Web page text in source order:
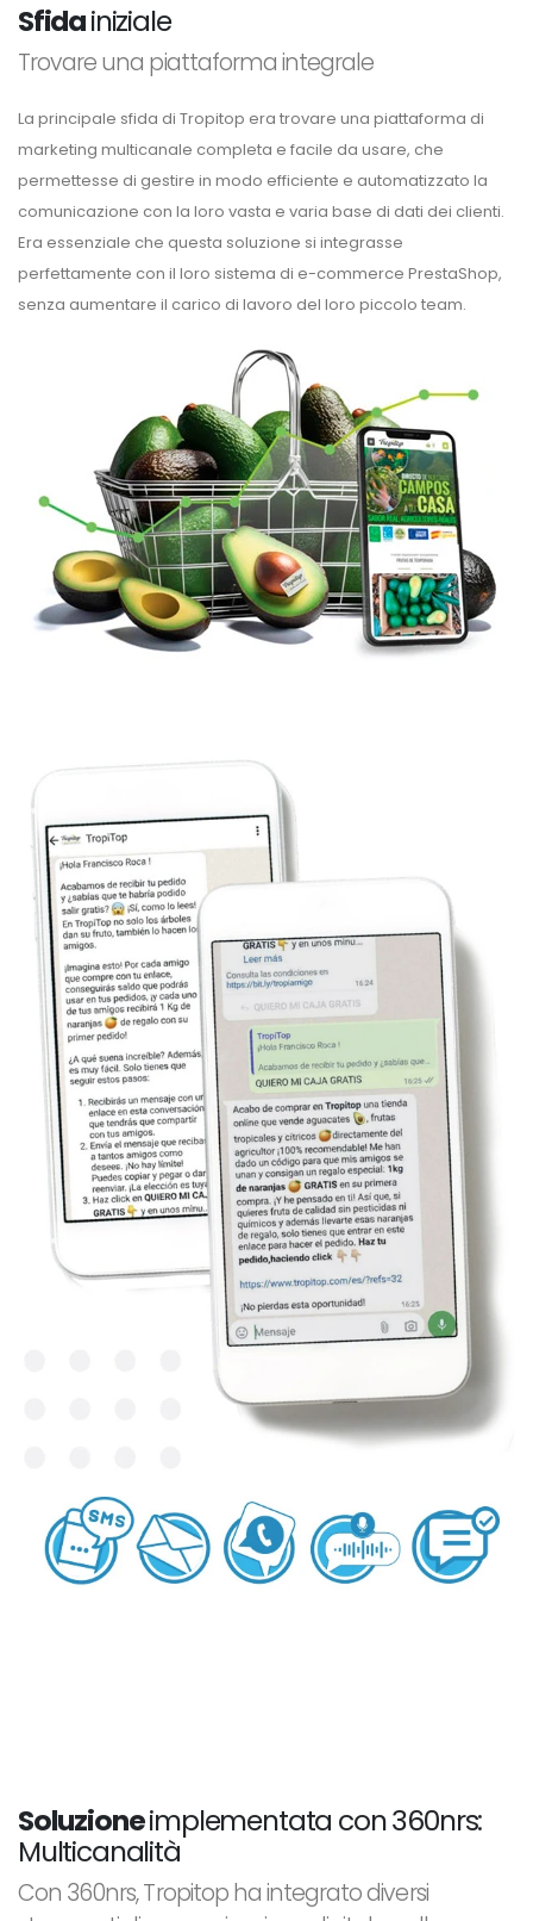
Sfidainiziale
Trovare una piattaforma integrale
La principale sfida di Tropitop era trovare una piattaforma di
marketing multicanale completa e facile da usare, che
permettesse di gestire in modo efficiente e automatizzato la
comunicazione con la loro vasta e varia base di dati dei clienti.
Era essenziale che questa soluzione si integrasse
perfettamente con il loro sistema di e-commerce PrestaShop,
senza aumentare il carico di lavoro del loro piccolo team.
Soluzioneimplementata con 360nrs:
Multicanalità
Con 360nrs, Tropitop ha integrato diversi